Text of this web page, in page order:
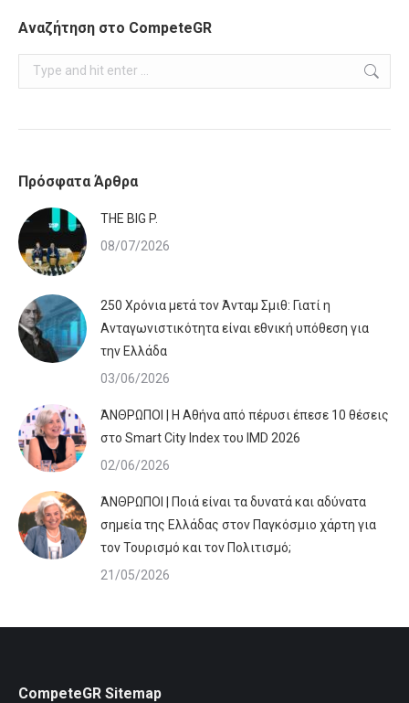
Αναζήτηση στο CompeteGR
Search:
Πρόσφατα Άρθρα
ΤHE BIG P.
08/07/2026
250 Χρόνια μετά τον Άνταμ Σμιθ: Γιατί η
Ανταγωνιστικότητα είναι εθνική υπόθεση για
την Ελλάδα
03/06/2026
ΆΝΘΡΩΠΟΙ | Η Αθήνα από πέρυσι έπεσε 10 θέσεις
στο Smart City Index του IMD 2026
02/06/2026
ΆΝΘΡΩΠΟΙ | Ποιά είναι τα δυνατά και αδύνατα
σημεία της Ελλάδας στον Παγκόσμιο χάρτη για
τον Τουρισμό και τον Πολιτισμό;
21/05/2026
CompeteGR Sitemap